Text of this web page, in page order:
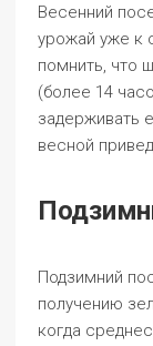
Весенний
урожай уже к
помнить, что
(более 14
задерживать
весной
Подзимний
получению
когда